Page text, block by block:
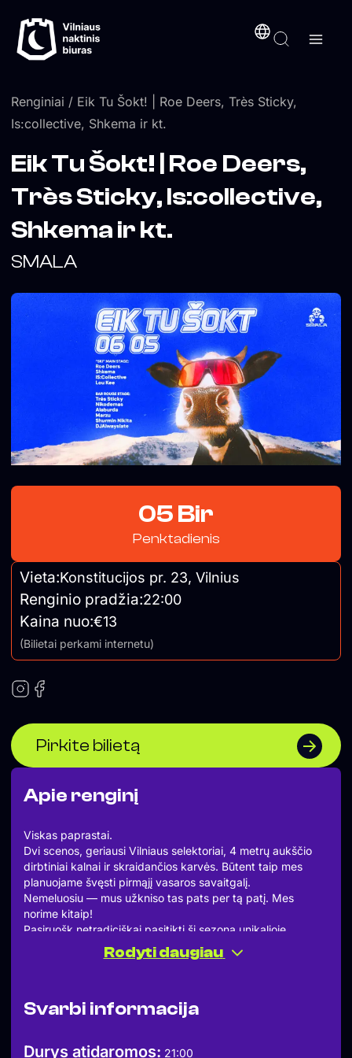
prie
turinio
Renginiai / Eik Tu Šokt! | Roe Deers, Très Sticky,
Is:collective, Shkema ir kt.
Apie renginį
Viskas paprastai.
Dvi scenos, geriausi Vilniaus selektoriai, 4 metrų aukščio
dirbtiniai kalnai ir skraidančios karvės. Būtent taip mes
planuojame švęsti pirmąjį vasaros savaitgalį.
Nemeluosiu — mus užkniso tas pats per tą patį. Mes
norime kitaip!
Pasiruošk netradiciškai pasitikti šį sezoną unikalioje
erdvėje, teatras „Smala“ atvėrė duris ne tik mėgstantiems
spektaklius. Tai multifunkcinė erdvė, kurioje verda kūryba,
keliamės į Alpes. Mūsų kuklia nuomone, tai vaizdas, kurio
Rodyti daugiau
Svarbi informacija
Durys atidaromos: 21:00
Eik Tu Šokt! | Roe Deers,
Très Sticky, Is:collective,
Shkema ir kt.
SMALA
05 Bir
Penktadienis
Vieta:Konstitucijos pr. 23, Vilnius
Renginio pradžia:22:00
Kaina nuo:€13
(Bilietai perkami internetu)
Pirkite bilietą